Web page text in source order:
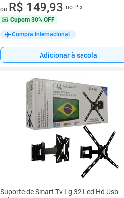
7 vez de R$ 21,42 sem juros
ou R$ 149,93 no Pix
Cupom 30% OFF
Compra Internacional
Adicionar à sacola
Suporte de Smart Tv Lg 32 Led Hd Usb